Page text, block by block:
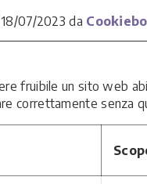
07/2023 da
fruibile un sito web
correttamente senza